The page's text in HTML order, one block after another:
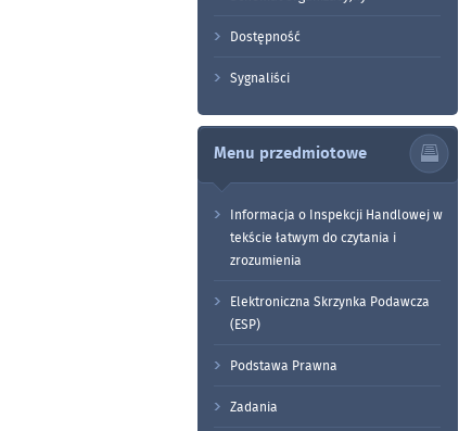
Dostępność
Sygnaliści
Menu przedmiotowe
Informacja o Inspekcji Handlowej w
tekście łatwym do czytania i
zrozumienia
Elektroniczna Skrzynka Podawcza
(ESP)
Podstawa Prawna
Zadania